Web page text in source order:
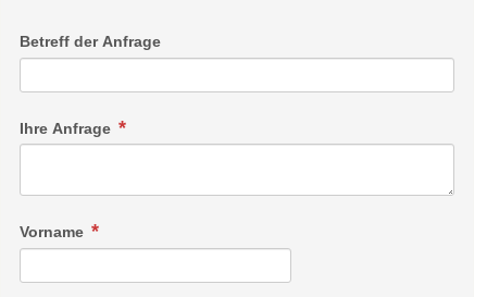
Betreff der Anfrage
Ihre Anfrage
Vorname